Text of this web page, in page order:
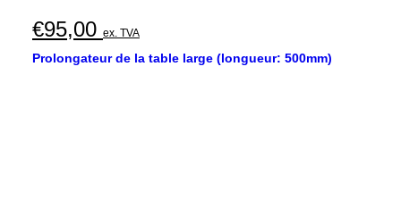
€95,00 ex. TVA
Prolongateur de la table large (longueur: 500mm)